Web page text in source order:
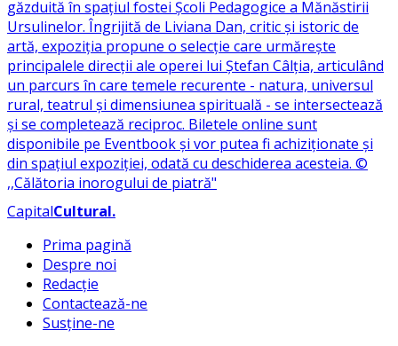
CapitalCultural.
Prima pagină
Despre noi
Redacție
Contactează-ne
Susține-ne